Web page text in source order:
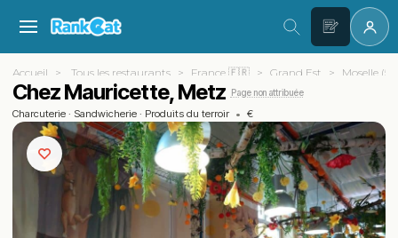
Accueil Tous les restaurants France 🇫🇷 Grand Est Moselle
Chez Mauricette, Metz Page non attribuée
Charcuterie · Sandwicherie · Produits du terroir • €